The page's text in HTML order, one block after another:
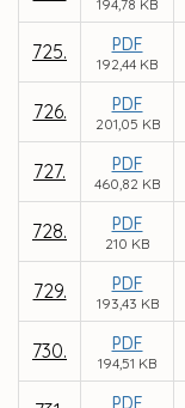
194,78 KB
725. PDF
192,44 KB
726. PDF
201,05 KB
727. PDF
460,82 KB
728. PDF
210 KB
729. PDF
193,43 KB
730. PDF
194,51 KB